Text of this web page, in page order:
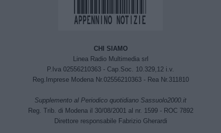
CHI SIAMO
Linea Radio Multimedia srl
P.Iva 02556210363 - Cap.Soc. 10.329,12 i.v.
Reg.Imprese Modena Nr.02556210363 - Rea Nr.311810
Supplemento al Periodico quotidiano Sassuolo2000.it
Reg. Trib. di Modena il 30/08/2001 al nr. 1599 - ROC 7892
Direttore responsabile Fabrizio Gherardi